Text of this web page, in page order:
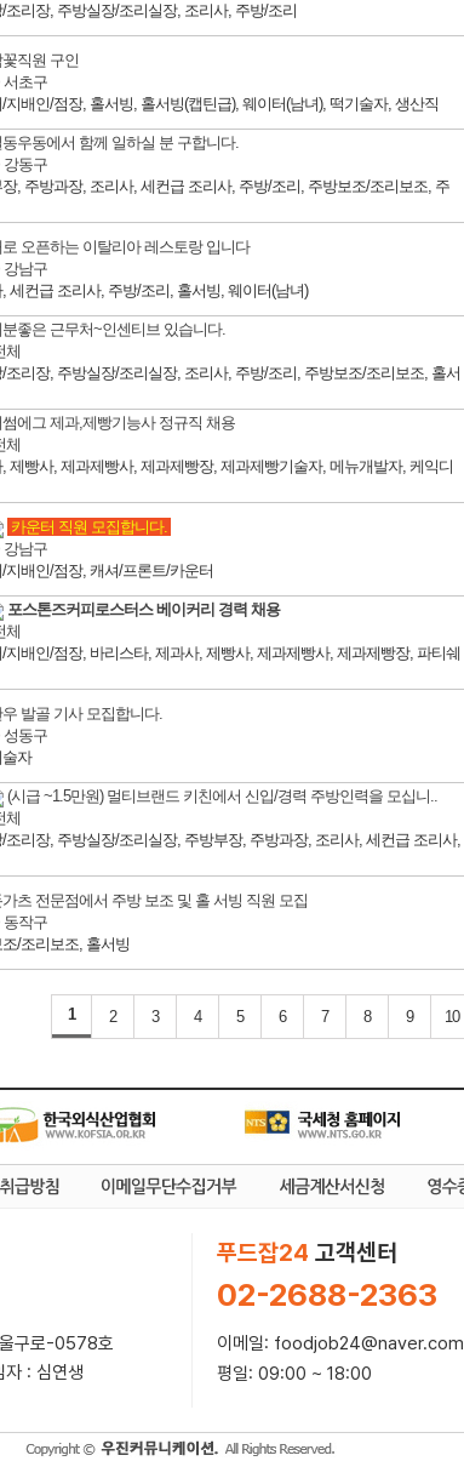
조리장, 주방실장/조리실장, 조리사, 주방/조리
꽃직원 구인
서초구
지배인/점장, 홀서빙, 홀서빙(캡틴급), 웨이터(남녀), 떡기술자, 생산직
동우동에서 함께 일하실 분 구합니다.
강동구
, 주방과장, 조리사, 세컨급 조리사, 주방/조리, 주방보조/조리보조, 주
오픈하는 이탈리아 레스토랑 입니다
강남구
세컨급 조리사, 주방/조리, 홀서빙, 웨이터(남녀)
분좋은 근무처~인센티브 있습니다.
체
조리장, 주방실장/조리실장, 조리사, 주방/조리, 주방보조/조리보조, 홀서
썸에그 제과,제빵기능사 정규직 채용
체
, 제빵사, 제과제빵사, 제과제빵장, 제과제빵기술자, 메뉴개발자, 케익디
카운터 직원 모집합니다.
강남구
지배인/점장, 캐셔/프론트/카운터
포스톤즈커피로스터스 베이커리 경력 채용
체
지배인/점장, 바리스타, 제과사, 제빵사, 제과제빵사, 제과제빵장, 파티쉐
우 발골 기사 모집합니다.
성동구
자
(시급 ~1.5만원) 멀티브랜드 키친에서 신입/경력 주방인력을 모십니..
체
/조리장, 주방실장/조리실장, 주방부장, 주방과장, 조리사, 세컨급 조리사,
가츠 전문점에서 주방 보조 및 홀 서빙 직원 모집
동작구
/조리보조, 홀서빙
1 2 3 4 5 6 7 8 9 10
구로-0578호
자 : 심연생
푸드잡24 고객센터
02-2688-2363
이메일: foodjob24@naver.com
평일: 09:00 ~ 18:00